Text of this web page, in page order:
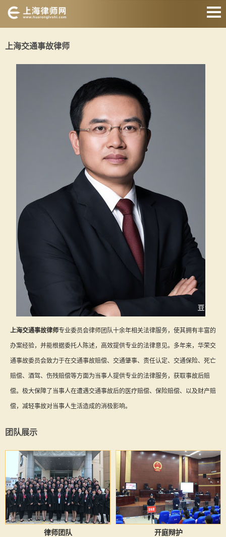
婚姻家庭律师
刑事辩护律师
房产纠纷律师
合同纠纷律师
关于我们
上海交通事故律师
上海交通事故律师专业委员会律师团队十余年相关法律服务，使其拥有丰富的
办案经验，并能根据委托人陈述，高效提供专业的法律意见。多年来，华荣交
通事故委员会致力于在交通事故赔偿、交通肇事、责任认定、交通保险、死亡
赔偿、酒驾、伤残赔偿等方面为当事人提供专业的法律服务，获取事故后赔
偿。极大保障了当事人在遭遇交通事故后的医疗赔偿、保险赔偿、以及财产赔
偿，减轻事故对当事人生活造成的消极影响。
团队展示
律师团队 开庭辩护